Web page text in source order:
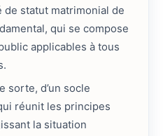
de statut matrimonial de
qui se compose
applicables à tous
sorte, d’un socle
réunit les principes
la situation